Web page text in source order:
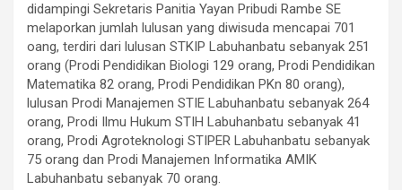
didampingi Sekretaris Panitia Yayan Pribudi Rambe SE
melaporkan jumlah lulusan yang diwisuda mencapai 701
oang, terdiri dari lulusan STKIP Labuhanbatu sebanyak 251
orang (Prodi Pendidikan Biologi 129 orang, Prodi Pendidikan
Matematika 82 orang, Prodi Pendidikan PKn 80 orang),
lulusan Prodi Manajemen STIE Labuhanbatu sebanyak 264
orang, Prodi Ilmu Hukum STIH Labuhanbatu sebanyak 41
orang, Prodi Agroteknologi STIPER Labuhanbatu sebanyak
75 orang dan Prodi Manajemen Informatika AMIK
Labuhanbatu sebanyak 70 orang.